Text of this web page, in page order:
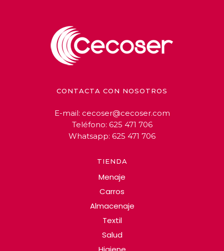
CONTACTA CON NOSOTROS
E-mail: cecoser@cecoser.com
Teléfono: 625 471 706
Whatsapp: 625 471 706
TIENDA
Menaje
Carros
Almacenaje
Textil
Salud